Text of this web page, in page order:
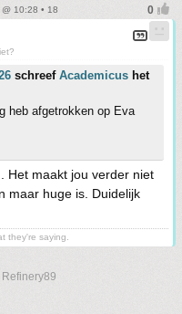
10:28 • 18
schreef Academicus het
heb afgetrokken op Eva
Het maakt jou verder niet
maar huge is. Duidelijk
they're saying.